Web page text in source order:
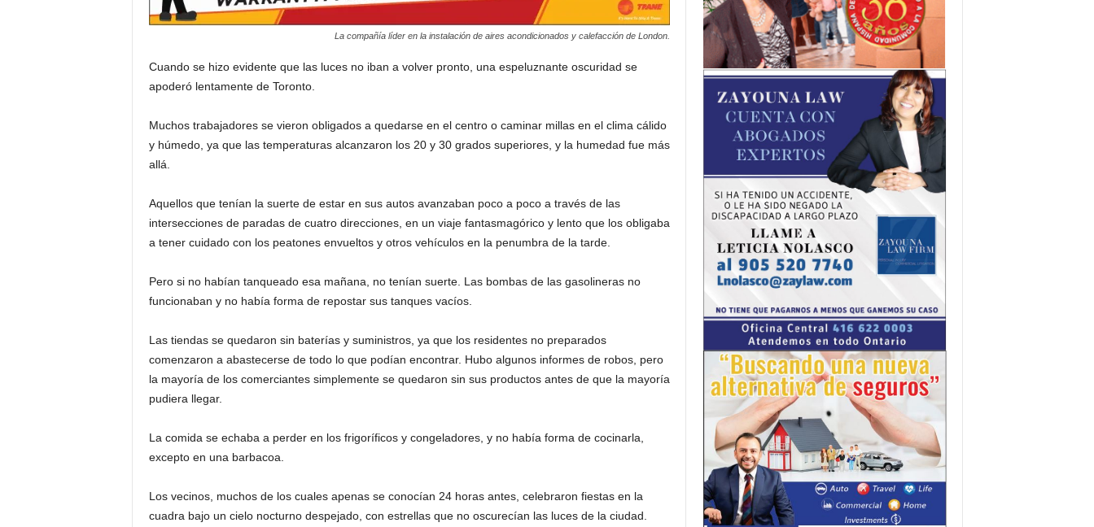
La compañía líder en la instalación de aires acondicionados y calefacción de London.
Cuando se hizo evidente que las luces no iban a volver pronto, una espeluznante oscuridad se
apoderó lentamente de Toronto.
Muchos trabajadores se vieron obligados a quedarse en el centro o caminar millas en el clima cálido
y húmedo, ya que las temperaturas alcanzaron los 20 y 30 grados superiores, y la humedad fue más
allá.
Aquellos que tenían la suerte de estar en sus autos avanzaban poco a poco a través de las
intersecciones de paradas de cuatro direcciones, en un viaje fantasmagórico y lento que los obligaba
a tener cuidado con los peatones envueltos y otros vehículos en la penumbra de la tarde.
Pero si no habían tanqueado esa mañana, no tenían suerte. Las bombas de las gasolineras no
funcionaban y no había forma de repostar sus tanques vacíos.
Las tiendas se quedaron sin baterías y suministros, ya que los residentes no preparados
comenzaron a abastecerse de todo lo que podían encontrar. Hubo algunos informes de robos, pero
la mayoría de los comerciantes simplemente se quedaron sin sus productos antes de que la mayoría
pudiera llegar.
La comida se echaba a perder en los frigoríficos y congeladores, y no había forma de cocinarla,
excepto en una barbacoa.
Los vecinos, muchos de los cuales apenas se conocían 24 horas antes, celebraron fiestas en la
cuadra bajo un cielo nocturno despejado, con estrellas que no oscurecían las luces de la ciudad.